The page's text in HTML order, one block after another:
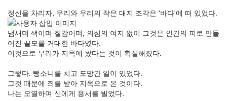
정신을 차리자, 우리와 우리의 작은 대지 조각은 '바다'에 떠 있었다.
냄새며 색이며 질감이며, 의심의 여지 없이 그것은 인간의 피로 만들
어진 끝모를 거대한 바다였다.
이것으로 우리가 지옥에 왔다는 것이 확실해졌다.
그렇다. 뺑소니를 치고 도망간 일이 있었다.
그것 때문에 죄를 받아 지옥으로 온 것이다.
나는 오열하며 신에게 용서를 빌었다.